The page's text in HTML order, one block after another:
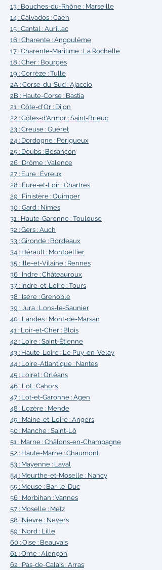
13 : Bouches-du-Rhône : Marseille
14 : Calvados : Caen
15 : Cantal : Aurillac
16 : Charente : Angoulême
17 : Charente-Maritime : La Rochelle
18 : Cher : Bourges
19 : Corrèze : Tulle
2A : Corse-du-Sud : Ajaccio
2B : Haute-Corse : Bastia
21 : Côte-d'Or : Dijon
22 : Côtes-d'Armor : Saint-Brieuc
23 : Creuse : Guéret
24 : Dordogne : Périgueux
25 : Doubs : Besançon
26 : Drôme : Valence
27 : Eure : Évreux
28 : Eure-et-Loir : Chartres
29 : Finistère : Quimper
30 : Gard : Nîmes
31 : Haute-Garonne : Toulouse
32 : Gers : Auch
33 : Gironde : Bordeaux
34 : Hérault : Montpellier
35 : Ille-et-Vilaine : Rennes
36 : Indre : Châteauroux
37 : Indre-et-Loire : Tours
38 : Isère : Grenoble
39 : Jura : Lons-le-Saunier
40 : Landes : Mont-de-Marsan
41 : Loir-et-Cher : Blois
42 : Loire : Saint-Étienne
43 : Haute-Loire : Le Puy-en-Velay
44 : Loire-Atlantique : Nantes
45 : Loiret : Orléans
46 : Lot : Cahors
47 : Lot-et-Garonne : Agen
48 : Lozère : Mende
49 : Maine-et-Loire : Angers
50 : Manche : Saint-Lô
51 : Marne : Châlons-en-Champagne
52 : Haute-Marne : Chaumont
53 : Mayenne : Laval
54 : Meurthe-et-Moselle : Nancy
55 : Meuse : Bar-le-Duc
56 : Morbihan : Vannes
57 : Moselle : Metz
58 : Nièvre : Nevers
59 : Nord : Lille
60 : Oise : Beauvais
61 : Orne : Alençon
62 : Pas-de-Calais : Arras